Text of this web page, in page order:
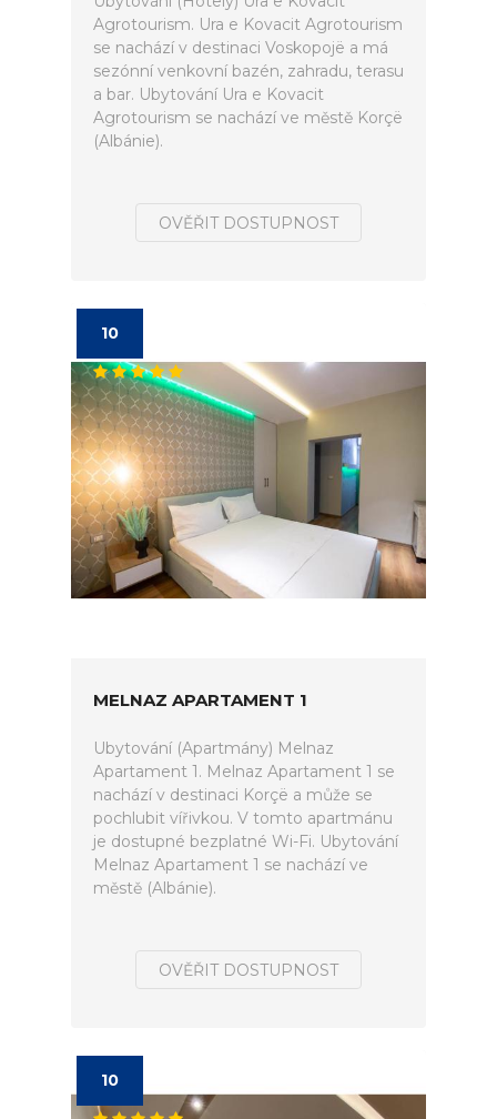
Agrotourism. Ura e Kovacit Agrotourism
se nachází v destinaci Voskopojë a má
sezónní venkovní bazén, zahradu, terasu
a bar. Ubytování Ura e Kovacit
Agrotourism se nachází ve městě Korçë
(Albánie).
OVĚŘIT DOSTUPNOST
10
MELNAZ APARTAMENT 1
Ubytování (Apartmány) Melnaz
Apartament 1. Melnaz Apartament 1 se
nachází v destinaci Korçë a může se
pochlubit vířivkou. V tomto apartmánu
je dostupné bezplatné Wi-Fi. Ubytování
Melnaz Apartament 1 se nachází ve
městě (Albánie).
OVĚŘIT DOSTUPNOST
10